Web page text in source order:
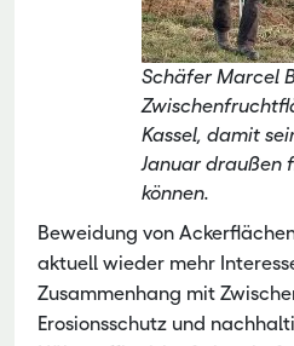
Schäfer Marcel
Kassel, damit
Januar draußen
können.
Beweidung von
aktuell wieder mehr
Zusammenhang mit
Erosionsschutz und